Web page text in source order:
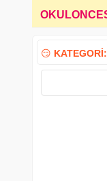
😏 KATEGORİ: